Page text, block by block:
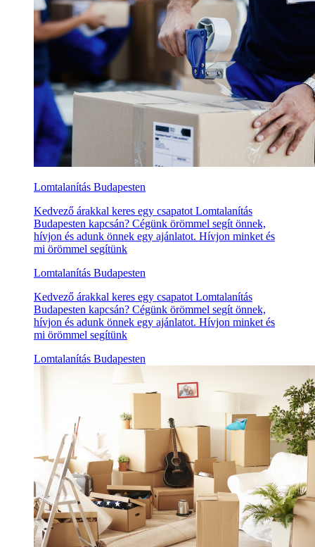
Lomtalanítás Budapesten
Kedvező árakkal keres egy csapatot Lomtalanítás
Budapesten kapcsán? Cégünk örömmel segít önnek,
hívjon és adunk önnek egy ajánlatot. Hívjon minket és
mi örömmel segítünk
Lomtalanítás Budapesten
Kedvező árakkal keres egy csapatot Lomtalanítás
Budapesten kapcsán? Cégünk örömmel segít önnek,
hívjon és adunk önnek egy ajánlatot. Hívjon minket és
mi örömmel segítünk
Lomtalanítás Budapesten